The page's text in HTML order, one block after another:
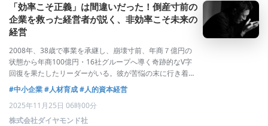
「効率こそ正義」は間違いだった！倒産寸前の
企業を救った経営者が説く、非効率こそ未来の
経営
2008年、38歳で事業を承継し、崩壊寸前、年商７億円の
状態から年商100億円・16社グループへ導く奇跡的なV字
回復を果たしたリーダーがいる。彼が苦悩の末に行き着い
たのは、「効率ばかりを追い求める経営こそ、実はもっと
も非効率」という真逆の確信だった。発売直後から都内大
手書店、丸善・丸の内本店でビジネ
#中小企業#人材育成#人的資本経営
2025年11月25日 06時00分
株式会社ダイヤモンド社